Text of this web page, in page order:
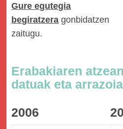
Gure egutegia
begiratzera gonbidatzen
zaitugu.
Erabakiaren
datuak eta
2006